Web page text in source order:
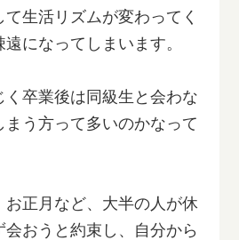
生活リズムが変わってく
になってしまいます。
く卒業後は同級生と会わな
まう方って多いのかなって
お正月など、大半の人が休
おうと約束し、自分から